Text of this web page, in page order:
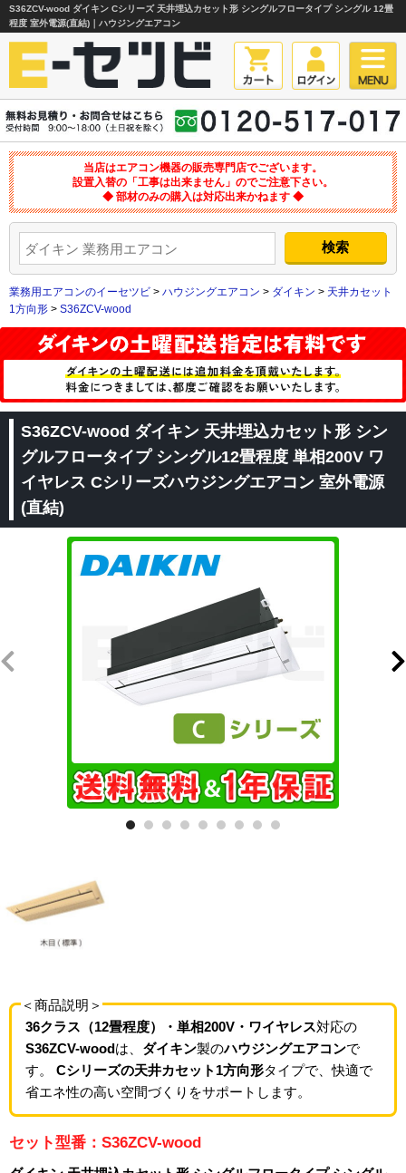
S36ZCV-wood ダイキン Cシリーズ 天井埋込カセット形 シングルフロータイプ シングル 12畳
程度 室外電源(直結)｜ハウジングエアコン
当店はエアコン機器の販売専門店でございます。
設置入替の「工事は出来ません」のでご注意下さい。
◆ 部材のみの購入は対応出来かねます ◆
業務用エアコンのイーセツビ > ハウジングエアコン > ダイキン > 天井カセット
1方向形 > S36ZCV-wood
S36ZCV-wood ダイキン 天井埋込カセット形 シン
グルフロータイプ シングル12畳程度 単相200V ワ
イヤレス Cシリーズハウジングエアコン 室外電源
(直結)
＜商品説明＞
36クラス（12畳程度）・単相200V・ワイヤレス対応の
S36ZCV-woodは、 ダイキン製のハウジングエアコンで
す。 Cシリーズの天井カセット1方向形タイプで、快適で
省エネ性の高い空間づくりをサポートします。
セット型番：S36ZCV-wood